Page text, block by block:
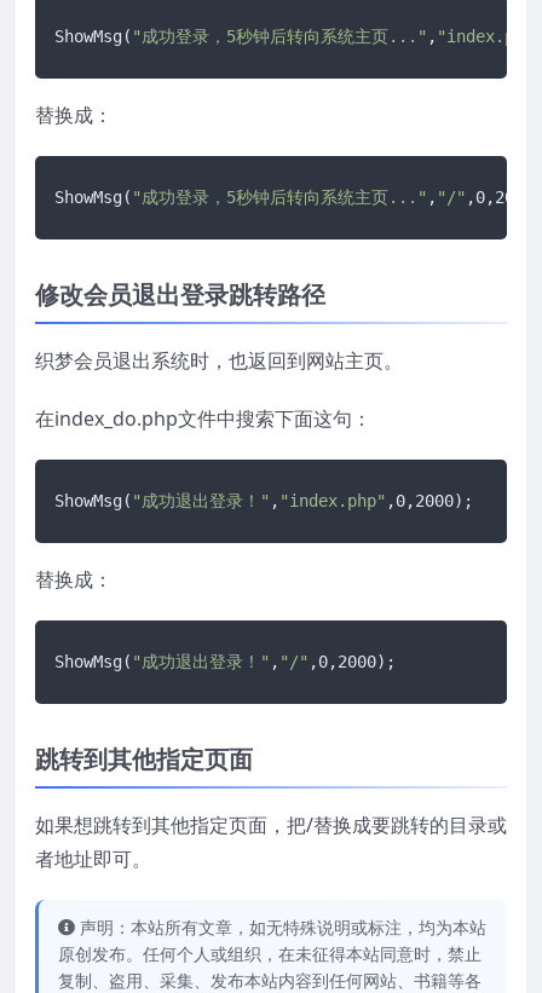
ShowMsg( "成功登录，5秒钟后转向系统主页..." , "index.php"
替换成：
ShowMsg( "成功登录，5秒钟后转向系统主页..." , "/"
修改会员退出登录跳转路径
织梦会员退出系统时，也返回到网站主页。
在index_do.php文件中搜索下面这句：
ShowMsg( "成功退出登录！" , "index.php" ,0,2000);
替换成：
ShowMsg( "成功退出登录！" , "/" ,0,2000);
跳转到其他指定页面
如果想跳转到其他指定页面，把/替换成要跳转的目录或
者地址即可。
声明：本站所有文章，如无特殊说明或标注，均为本站
原创发布。任何个人或组织，在未征得本站同意时，禁止
复制、盗用、采集、发布本站内容到任何网站、书籍等各